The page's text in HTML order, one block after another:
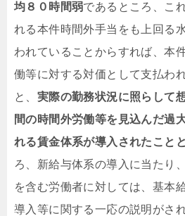
均８０時間弱であるところ、こ
れる本件時間外手当をも上回る
われていることからすれば、本
働等に対する対価として支払わ
と、 実際の勤務状況に照らして
間の時間外労働等を見込んだ過
れる賃金体系が導入されたこと
ろ、新給与体系の導入に当たり
を含む労働者に対しては、基本
導入等に関する一応の説明がさ